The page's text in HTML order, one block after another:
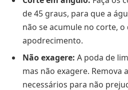
de 45 graus, para que a
não se acumule no corte,
apodrecimento.
Não exagere: A poda de
mas não exagere. Remova
necessários para não